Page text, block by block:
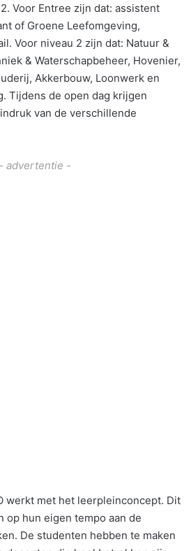
Voor Entree zijn dat: assistent
of Groene Leefomgeving,
Voor niveau 2 zijn dat: Natuur &
& Waterschapbeheer, Hovenier,
Akkerbouw, Loonwerk en
Tijdens de open dag krijgen
van de verschillende
- advertentie -
werkt met het leerpleinconcept. Dit
op hun eigen tempo aan de
De studenten hebben te maken